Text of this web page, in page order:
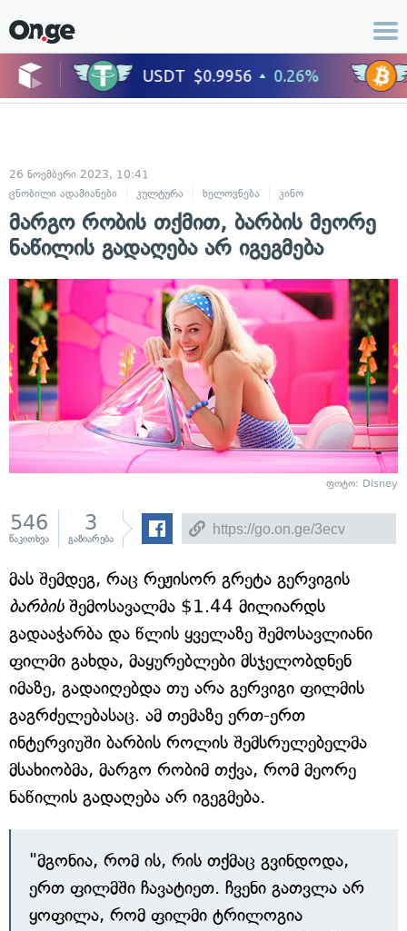
26 ნოემბერი 2023, 10:41
ცნობილი ადამიანები
კულტურა ხელოვნება კინო
მარგო რობის თქმით, ბარბის მეორე
ნაწილის გადაღება არ იგეგმება
ფოტო: Disney
546
წაკითხვა
3
გაზიარება
მას შემდეგ, რაც რეჟისორ გრეტა გერვიგის
ბარბისშემოსავალმა $1.44 მილიარდს
გადააჭარბა და წლის ყველაზე შემოსავლიანი
ფილმი გახდა, მაყურებლები მსჯელობდნენ
იმაზე, გადაიღებდა თუ არა გერვიგი ფილმის
გაგრძელებასაც. ამ თემაზე ერთ-ერთ
ინტერვიუში ბარბის როლის შემსრულებელმა
მსახიობმა, მარგო რობიმ თქვა, რომ მეორე
ნაწილის გადაღება არ იგეგმება.
"მგონია, რომ ის, რის თქმაც გვინდოდა,
ერთ ფილმში ჩავატიეთ. ჩვენი გათვლა არ
ყოფილა, რომ ფილმი ტრილოგია